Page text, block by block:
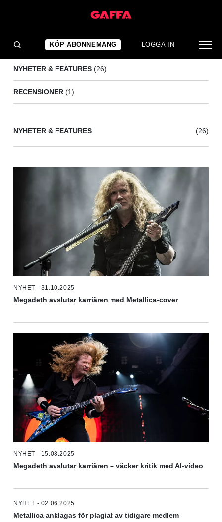
KÖP ABONNEMANG LOGGA IN
NYHETER & FEATURES (26)
RECENSIONER (1)
NYHETER & FEATURES (26)
NYHET - 31.10.2025
Megadeth avslutar karriären med Metallica-cover
NYHET - 15.08.2025
Megadeth avslutar karriären – väcker kritik med AI-video
NYHET - 02.06.2025
Metallica anklagas för plagiat av tidigare medlem